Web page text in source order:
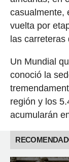
casualmente,
vuelta por
las
Un Mundial
conoció la
región y los
acumularán